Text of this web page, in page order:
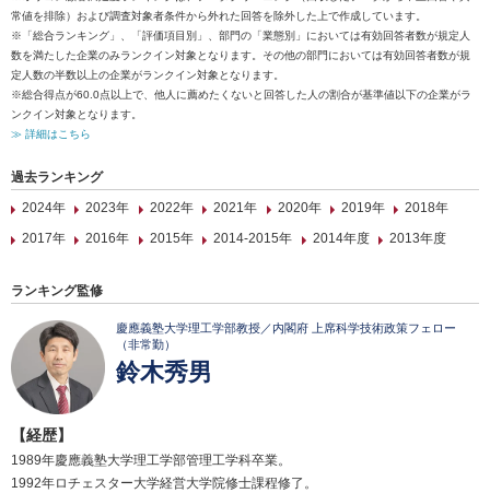
常値を排除）および調査対象者条件から外れた回答を除外した上で作成しています。
※「総合ランキング」、「評価項目別」、部門の「業態別」においては有効回答者数が規定人
数を満たした企業のみランクイン対象となります。その他の部門においては有効回答者数が規
定人数の半数以上の企業がランクイン対象となります。
※総合得点が60.0点以上で、他人に薦めたくないと回答した人の割合が基準値以下の企業がラ
ンクイン対象となります。
≫ 詳細はこちら
過去ランキング
2024年
2023年 2022年 2021年 2020年 2019年
2018年
2017年
2016年 2015年 2014-2015年 2014年度 2013年度
ランキング監修
慶應義塾大学理工学部教授／内閣府 上席科学技術政策フェロー
（非常勤）
鈴木秀男
【経歴】
1989年慶應義塾大学理工学部管理工学科卒業。
1992年ロチェスター大学経営大学院修士課程修了。